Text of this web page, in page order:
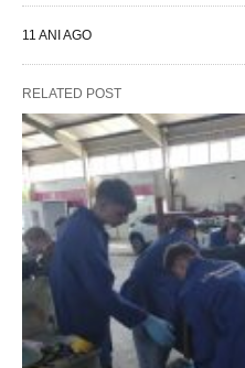
11 ANI AGO
RELATED POST